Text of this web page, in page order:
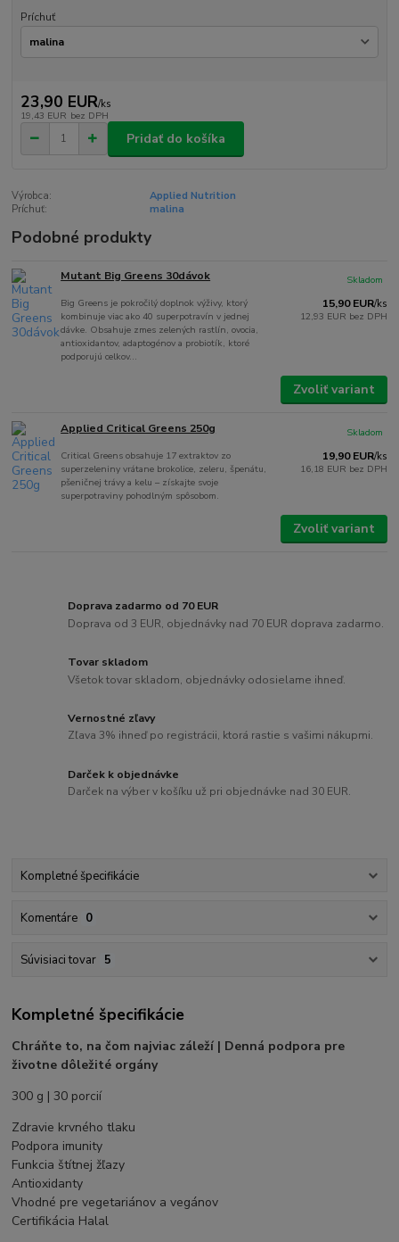
Príchuť
23,90 EUR/ks
19,43 EUR bez DPH
Pridať do košíka
Výrobca:
Applied Nutrition
Príchuť:
malina
Podobné produkty
Mutant Big Greens 30dávok
Big Greens je pokročilý doplnok výživy, ktorý
kombinuje viac ako 40 superpotravín v jednej
dávke. Obsahuje zmes zelených rastlín, ovocia,
antioxidantov, adaptogénov a probiotík, ktoré
podporujú celkov...
15,90 EUR/ks
12,93 EUR bez DPH
Skladom
Zvoliť variant
Applied Critical Greens 250g
Critical Greens obsahuje 17 extraktov zo
superzeleniny vrátane brokolice, zeleru, špenátu,
pšeničnej trávy a kelu – získajte svoje
superpotraviny pohodlným spôsobom.
19,90 EUR/ks
16,18 EUR bez DPH
Skladom
Zvoliť variant
Doprava zadarmo od 70 EUR
Doprava od 3 EUR, objednávky nad 70 EUR doprava zadarmo.
Tovar skladom
Všetok tovar skladom, objednávky odosielame ihneď.
Vernostné zľavy
Zľava 3% ihneď po registrácii, ktorá rastie s vašimi nákupmi.
Darček k objednávke
Darček na výber v košíku už pri objednávke nad 30 EUR.
Kompletné špecifikácie
Komentáre 0
Súvisiaci tovar 5
Kompletné špecifikácie
Chráňte to, na čom najviac záleží | Denná podpora pre
životne dôležité orgány
300 g | 30 porcií
Zdravie krvného tlaku
Podpora imunity
Funkcia štítnej žľazy
Antioxidanty
Vhodné pre vegetariánov a vegánov
Certifikácia Halal